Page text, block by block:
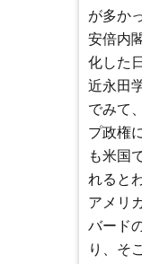
が多か
安倍内
化した
近永田
でみて
プ政権
も米国
れると
アメリ
バード
り、そ